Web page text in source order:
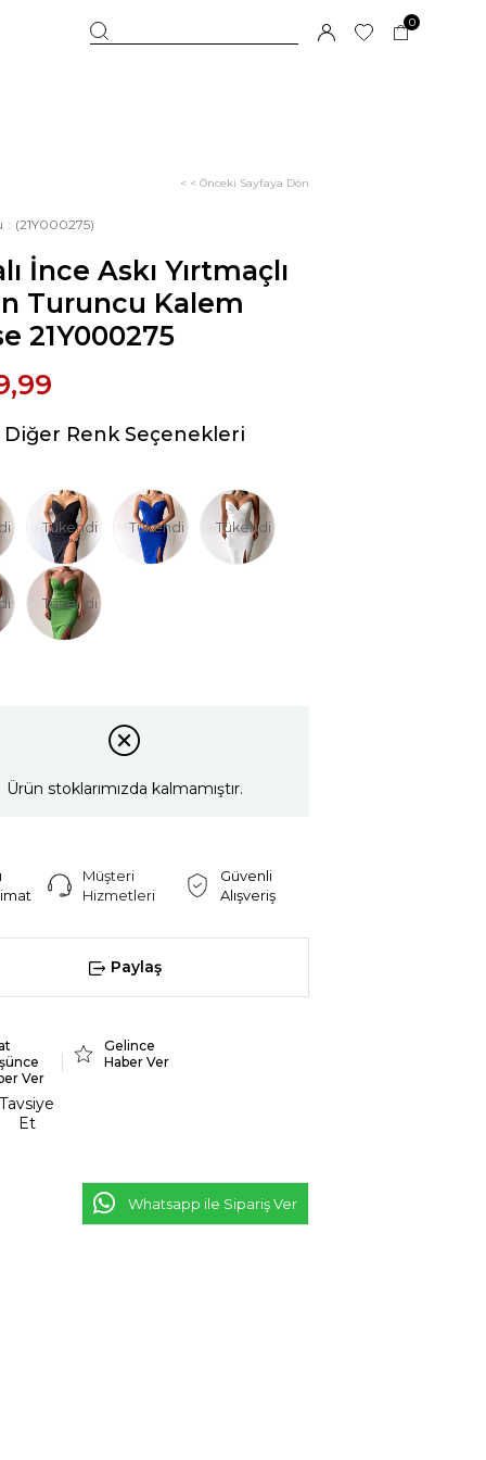
0
< < Önceki Sayfaya Dön
(21Y000275)
İnce Askı Yırtmaçlı
Turuncu Kalem
21Y000275
Diğer Renk Seçenekleri
Tükendi Tükendi Tükendi
Tükendi
Ürün stoklarımızda kalmamıştır.
Müşteri
Hizmetleri
Güvenli
Alışveriş
Paylaş
Ver
Gelince
Haber Ver
Tavsiye
Et
Whatsapp ile Sipariş Ver